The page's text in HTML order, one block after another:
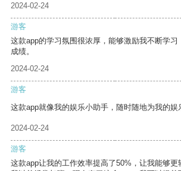
2024-02-24
游客
这款app的学习氛围很浓厚，能够激励我不断学习
成绩。
2024-02-24
游客
这款app就像我的娱乐小助手，随时随地为我的娱
2024-02-24
游客
这款app让我的工作效率提高了50%，让我能够更